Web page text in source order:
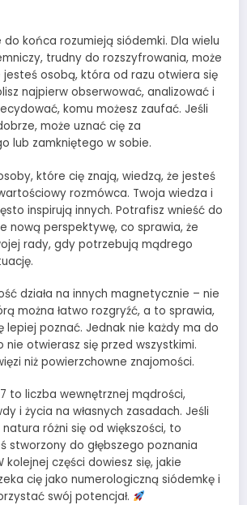
do końca rozumieją siódemki. Dla wielu
trudny do rozszyfrowania, może
jesteś osobą, która od razu otwiera się
najpierw obserwować, analizować i
komu możesz zaufać. Jeśli
może uznać cię za
lub zamkniętego w sobie.
które cię znają, wiedzą, że jesteś
rozmówca. Twoja wiedza i
inspirują innych. Potrafisz wnieść do
nową perspektywę, co sprawia, że
rady, gdy potrzebują mądrego
działa na innych magnetycznie – nie
można łatwo rozgryźć, a to sprawia,
lepiej poznać. Jednak nie każdy ma do
nie otwierasz się przed wszystkimi.
niż powierzchowne znajomości.
to liczba wewnętrznej mądrości,
i życia na własnych zasadach. Jeśli
różni się od większości, to
stworzony do głębszego poznania
kolejnej części dowiesz się, jakie
cię jako numerologiczną siódemkę i
swój potencjał.